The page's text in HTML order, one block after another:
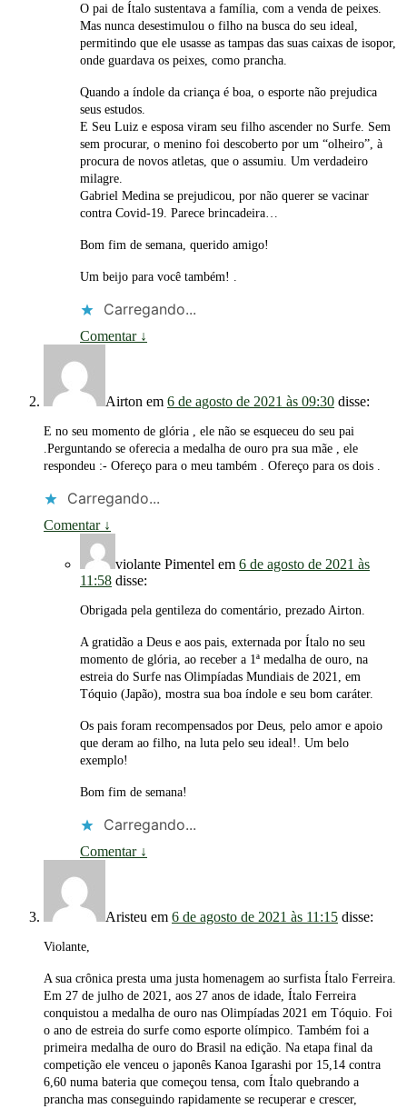
O pai de Ítalo sustentava a família, com a venda de peixes.
Mas nunca desestimulou o filho na busca do seu ideal,
permitindo que ele usasse as tampas das suas caixas de isopor,
onde guardava os peixes, como prancha.
Quando a índole da criança é boa, o esporte não prejudica
seus estudos.
E Seu Luiz e esposa viram seu filho ascender no Surfe. Sem
sem procurar, o menino foi descoberto por um “olheiro”, à
procura de novos atletas, que o assumiu. Um verdadeiro
milagre.
Gabriel Medina se prejudicou, por não querer se vacinar
contra Covid-19. Parece brincadeira…
Bom fim de semana, querido amigo!
Um beijo para você também! .
Carregando...
Comentar ↓
Airton em 6 de agosto de 2021 às 09:30 disse:
E no seu momento de glória , ele não se esqueceu do seu pai
.Perguntando se oferecia a medalha de ouro pra sua mãe , ele
respondeu :- Ofereço para o meu também . Ofereço para os dois .
Carregando...
Comentar ↓
violante Pimentel em 6 de agosto de 2021 às
11:58 disse:
Obrigada pela gentileza do comentário, prezado Airton.
A gratidão a Deus e aos pais, externada por Ítalo no seu
momento de glória, ao receber a 1ª medalha de ouro, na
estreia do Surfe nas Olimpíadas Mundiais de 2021, em
Tóquio (Japão), mostra sua boa índole e seu bom caráter.
Os pais foram recompensados por Deus, pelo amor e apoio
que deram ao filho, na luta pelo seu ideal!. Um belo
exemplo!
Bom fim de semana!
Carregando...
Comentar ↓
Aristeu em 6 de agosto de 2021 às 11:15 disse:
Violante,
A sua crônica presta uma justa homenagem ao surfista Ítalo Ferreira.
Em 27 de julho de 2021, aos 27 anos de idade, Ítalo Ferreira
conquistou a medalha de ouro nas Olimpíadas 2021 em Tóquio. Foi
o ano de estreia do surfe como esporte olímpico. Também foi a
primeira medalha de ouro do Brasil na edição. Na etapa final da
competição ele venceu o japonês Kanoa Igarashi por 15,14 contra
6,60 numa bateria que começou tensa, com Ítalo quebrando a
prancha mas conseguindo rapidamente se recuperar e crescer,